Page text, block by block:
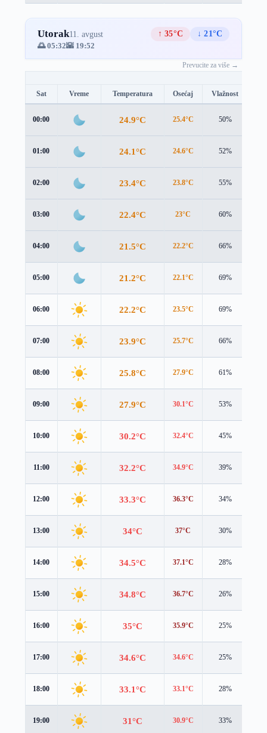
Utorak11. avgust ↑ 35°C
↓ 21°C
🌅 05:32🌇 19:52
Prevucite za više →
Sat Vreme Temperatura Osećaj Vlažnost
00:00 24.9°C 25.4°C 50%
01:00 24.1°C 24.6°C 52%
02:00 23.4°C 23.8°C 55%
03:00 22.4°C 23°C 60%
04:00 21.5°C 22.2°C 66%
05:00 21.2°C 22.1°C 69%
06:00 22.2°C 23.5°C 69%
07:00 23.9°C 25.7°C 66%
08:00 25.8°C 27.9°C 61%
09:00 27.9°C 30.1°C 53%
10:00 30.2°C 32.4°C 45%
11:00 32.2°C 34.9°C 39%
12:00 33.3°C 36.3°C 34%
13:00 34°C 37°C 30%
14:00 34.5°C 37.1°C 28%
15:00 34.8°C 36.7°C 26%
16:00 35°C 35.9°C 25%
17:00 34.6°C 34.6°C 25%
18:00 33.1°C 33.1°C 28%
19:00 31°C 30.9°C 33%